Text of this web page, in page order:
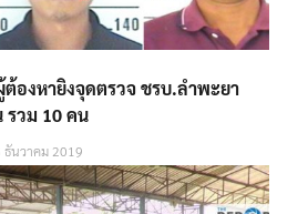
องหายิงจุดตรวจ ชรบ.ลำพะยา
รวม 10 คน
ธันวาคม 2019